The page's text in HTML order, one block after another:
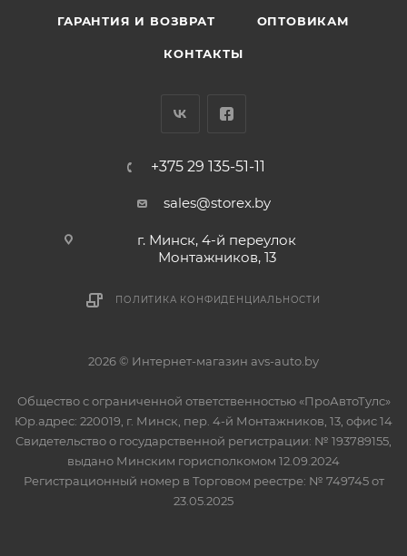
ГАРАНТИЯ И ВОЗВРАТ ОПТОВИКАМ
КОНТАКТЫ
+375 29 135-51-11
sales@storex.by
г. Минск, 4-й переулок
Монтажников, 13
ПОЛИТИКА КОНФИДЕНЦИАЛЬНОСТИ
2026 © Интернет-магазин avs-auto.by
Общество с ограниченной ответственностью «ПроАвтоТулс»
Юр.адрес: 220019, г. Минск, пер. 4-й Монтажников, 13, офис 14
Свидетельство о государственной регистрации: № 193789155,
выдано Минским горисполкомом 12.09.2024
Регистрационный номер в Торговом реестре: № 749745 от
23.05.2025